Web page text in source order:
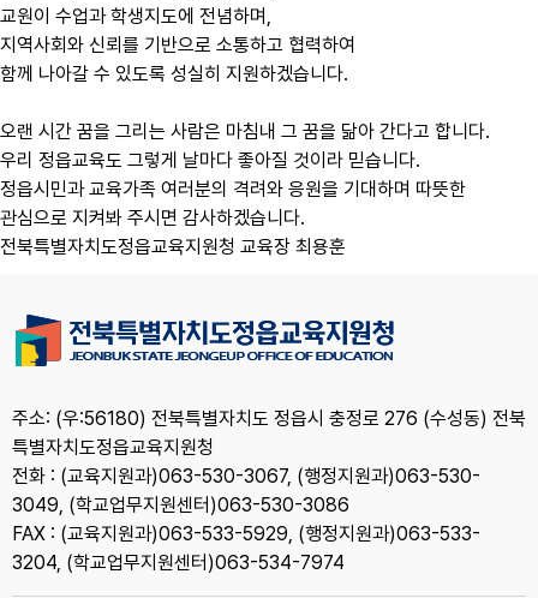
교원이 수업과 학생지도에 전념하며,
지역사회와 신뢰를 기반으로 소통하고 협력하여
함께 나아갈 수 있도록 성실히 지원하겠습니다.
오랜 시간 꿈을 그리는 사람은 마침내 그 꿈을 닮아 간다고 합니다.
우리 정읍교육도 그렇게 날마다 좋아질 것이라 믿습니다.
정읍시민과 교육가족 여러분의 격려와 응원을 기대하며 따뜻한
관심으로 지켜봐 주시면 감사하겠습니다.
전북특별자치도정읍교육지원청 교육장 최용훈
주소: (우:56180) 전북특별자치도 정읍시 충정로 276 (수성동) 전북
특별자치도정읍교육지원청
전화 : (교육지원과)063-530-3067, (행정지원과)063-530-
3049, (학교업무지원센터)063-530-3086
FAX : (교육지원과)063-533-5929, (행정지원과)063-533-
3204, (학교업무지원센터)063-534-7974